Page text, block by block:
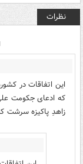
نظرات
این اتفاقات در
که ادعای جکومت
زاهدِ پاکیزه سرشت